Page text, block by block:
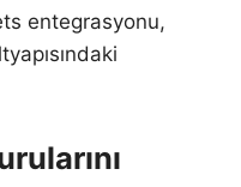
entegrasyonu,